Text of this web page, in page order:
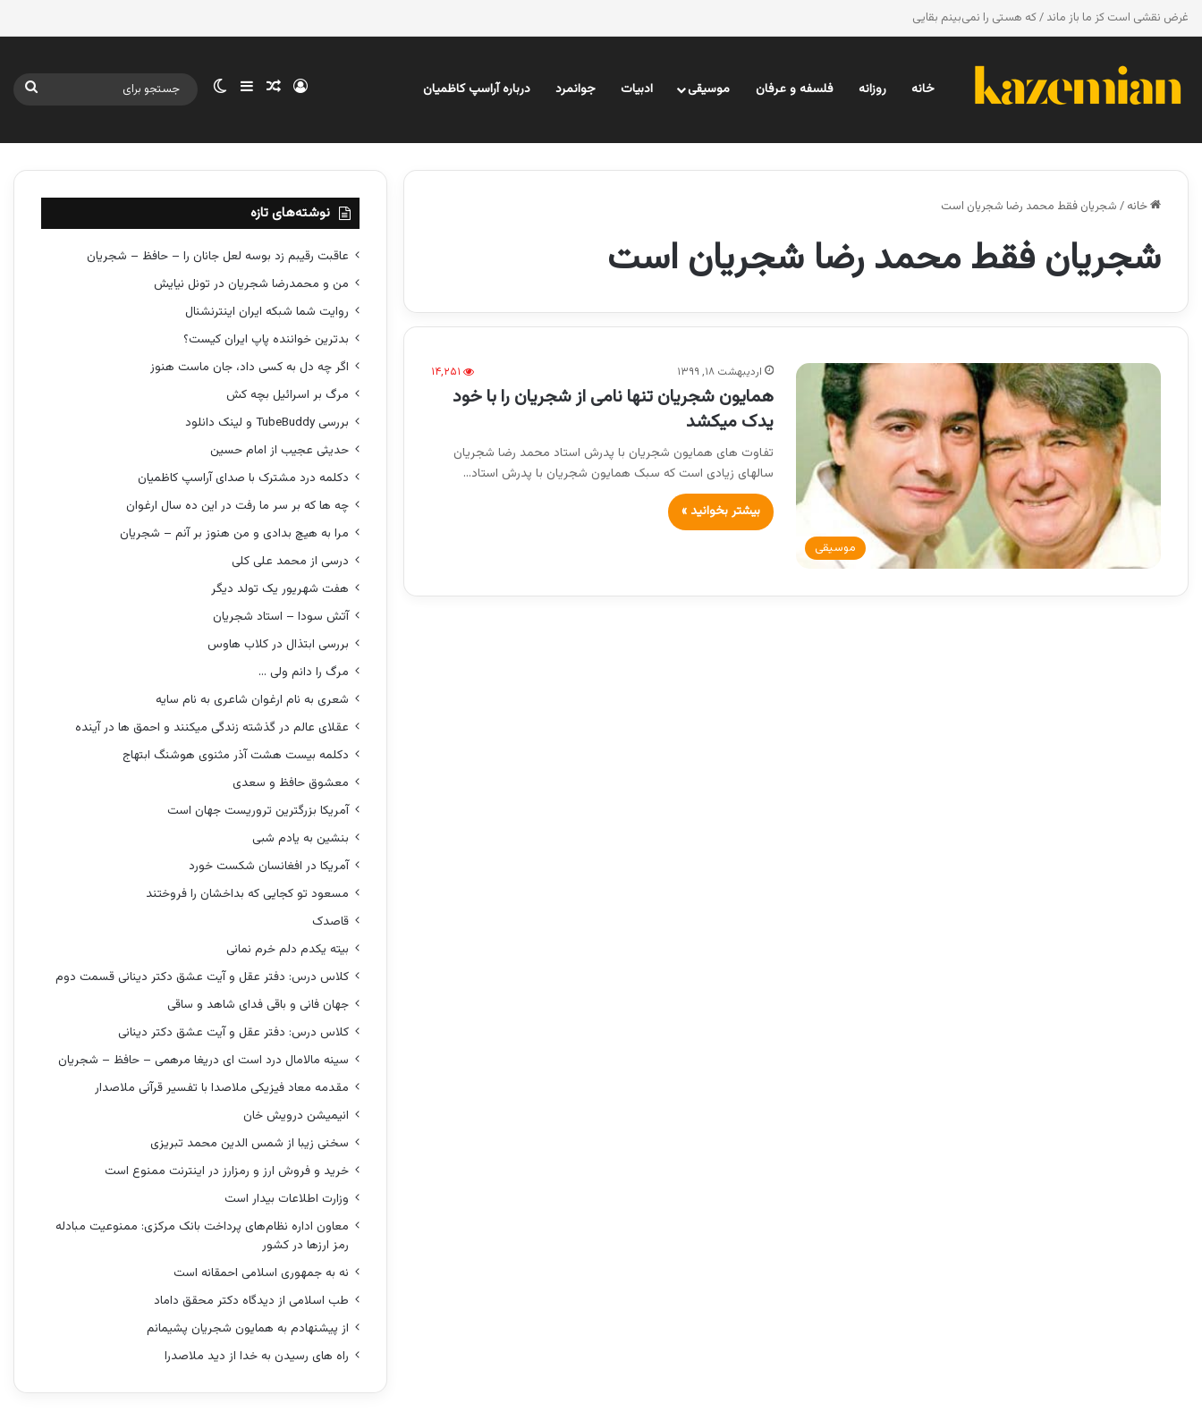
غرض نقشی است کز ما باز ماند / که هستی را نمی‌بینم بقایی
خانه روزانه فلسفه و عرفان موسیقی ادبیات جوانمرد درباره آراسپ کاظمیان ورود نوشته تصادفی
سایدبار تغییر پوسته
خانه / شجریان فقط محمد رضا شجریان است
شجریان فقط محمد رضا شجریان است
موسیقی
اردیبهشت ۱۸, ۱۳۹۹ ۱۴,۲۵۱
همایون شجریان تنها نامی از شجریان را با خود
یدک میکشد
تفاوت های همایون شجریان با پدرش استاد محمد رضا شجریان
سالهای زیادی است که سبک همایون شجریان با پدرش استاد…
بیشتر بخوانید »
نوشته‌های تازه
عاقبت رقیبم زد بوسه لعل جانان را – حافظ – شجریان
من و محمدرضا شجریان در تونل نیایش
روایت شما شبکه ایران اینترنشنال
بدترین خواننده پاپ ایران کیست؟
اگر چه دل به کسی داد، جان ماست هنوز
مرگ بر اسرائیل بچه کش
بررسی TubeBuddy و لینک دانلود
حدیثی عجیب از امام حسین
دکلمه درد مشترک با صدای آراسپ کاظمیان
چه ها که بر سر ما رفت در این ده سال ارغوان
مرا به هیچ بدادی و من هنوز بر آنم – شجریان
درسی از محمد علی کلی
هفت شهریور یک تولد دیگر
آتش سودا – استاد شجریان
بررسی ابتذال در کلاب هاوس
مرگ را دانم ولی …
شعری به نام ارغوان شاعری به نام سایه
عقلای عالم در گذشته زندگی میکنند و احمق ها در آینده
دکلمه بیست هشت آذر مثنوی هوشنگ ابتهاج
معشوق حافظ و سعدی
آمریکا بزرگترین تروریست جهان است
بنشین به یادم شبی
آمریکا در افغانسان شکست خورد
مسعود تو کجایی که بداخشان را فروختند
قاصدک
بیته یکدم دلم خرم نمانی
کلاس درس: دفتر عقل و آیت عشق دکتر دینانی قسمت دوم
جهان فانی و باقی فدای شاهد و ساقی
کلاس درس: دفتر عقل و آیت عشق دکتر دینانی
سینه مالامال درد است ای دریغا مرهمی – حافظ – شجریان
مقدمه معاد فیزیکی ملاصدا با تفسیر قرآنی ملاصدار
انیمیشن درویش خان
سخنی زیبا از شمس الدین محمد تبریزی
خرید و فروش ارز و رمزارز در اینترنت ممنوع است
وزارت اطلاعات بیدار است
معاون اداره نظام‌های پرداخت بانک مرکزی: ممنوعیت مبادله
رمز ارزها در کشور
نه به جمهوری اسلامی احمقانه است
طب اسلامی از دیدگاه دکتر محقق داماد
از پیشنهادم به همایون شجریان پشیمانم
راه های رسیدن به خدا از دید ملاصدرا